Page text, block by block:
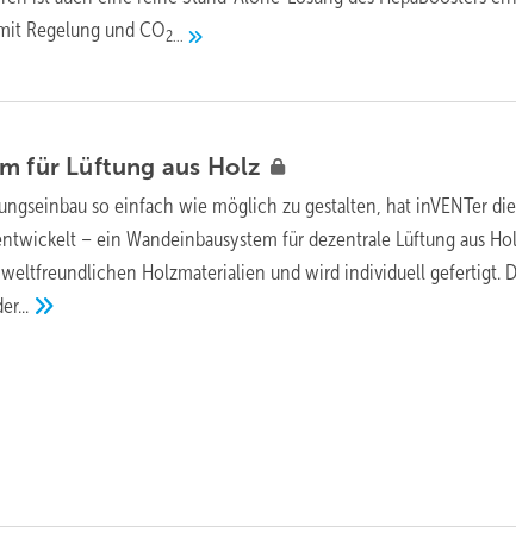
Regelung und CO2...
für Lüftung aus Holz
so einfach wie möglich zu gestalten, hat inVENTer
– ein Wandeinbausystem für dezentrale Lüftung aus
Holzmaterialien und wird individuell gefertigt.